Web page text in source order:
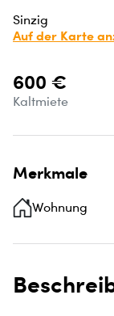
Sinzig
Auf der Karte
600 €
Kaltmiete
Merkmale
Wohnung